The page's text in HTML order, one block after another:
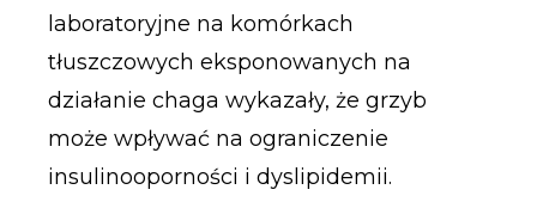
laboratoryjne na komórkach
tłuszczowych eksponowanych na
działanie chaga wykazały, że grzyb
może wpływać na ograniczenie
insulinooporności i dyslipidemii.